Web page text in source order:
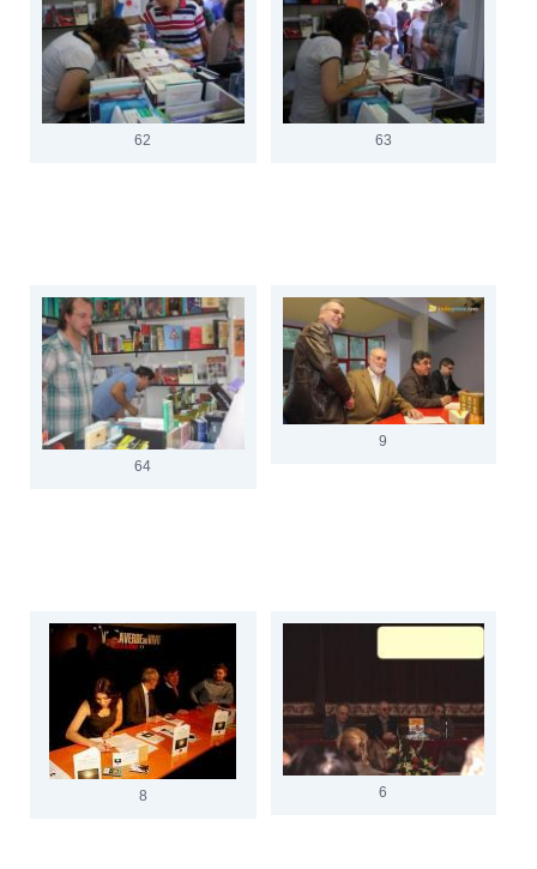
62 63
64
9
8 6